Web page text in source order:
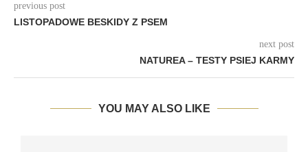
previous post
LISTOPADOWE BESKIDY Z PSEM
next post
NATUREA – TESTY PSIEJ KARMY
YOU MAY ALSO LIKE